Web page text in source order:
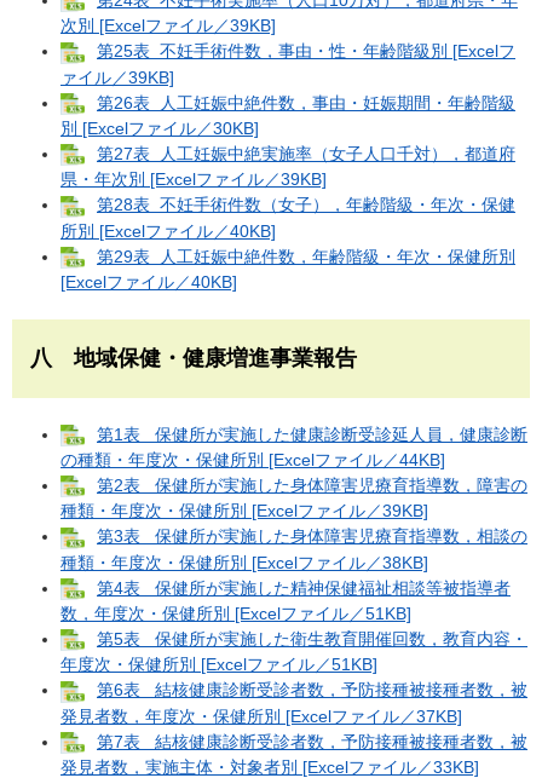
次別 [Excelファイル／39KB]
第25表 不妊手術件数，事由・性・年齢階級別 [Excelフ
ァイル／39KB]
第26表 人工妊娠中絶件数，事由・妊娠期間・年齢階級
別 [Excelファイル／30KB]
第27表 人工妊娠中絶実施率（女子人口千対），都道府
県・年次別 [Excelファイル／39KB]
第28表 不妊手術件数（女子），年齢階級・年次・保健
所別 [Excelファイル／40KB]
第29表 人工妊娠中絶件数，年齢階級・年次・保健所別
[Excelファイル／40KB]
八 地域保健・健康増進事業報告
第1表 保健所が実施した健康診断受診延人員，健康診断
の種類・年度次・保健所別 [Excelファイル／44KB]
第2表 保健所が実施した身体障害児療育指導数，障害の
種類・年度次・保健所別 [Excelファイル／39KB]
第3表 保健所が実施した身体障害児療育指導数，相談の
種類・年度次・保健所別 [Excelファイル／38KB]
第4表 保健所が実施した精神保健福祉相談等被指導者
数，年度次・保健所別 [Excelファイル／51KB]
第5表 保健所が実施した衛生教育開催回数，教育内容・
年度次・保健所別 [Excelファイル／51KB]
第6表 結核健康診断受診者数，予防接種被接種者数，被
発見者数，年度次・保健所別 [Excelファイル／37KB]
第7表 結核健康診断受診者数，予防接種被接種者数，被
発見者数，実施主体・対象者別 [Excelファイル／33KB]